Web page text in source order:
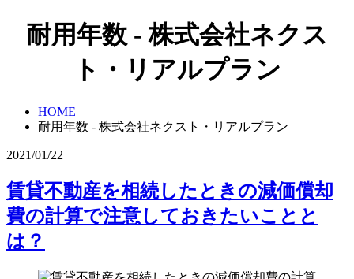
耐用年数 - 株式会社ネクス
ト・リアルプラン
HOME
耐用年数 - 株式会社ネクスト・リアルプラン
2021/01/22
賃貸不動産を相続したときの減価償却
費の計算で注意しておきたいことと
は？